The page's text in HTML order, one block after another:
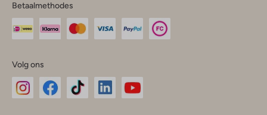
Betaalmethodes
Volg ons